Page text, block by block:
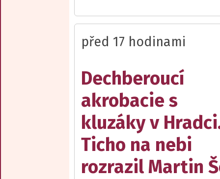
před 17 hodinami
Dechberoucí
akrobacie s
kluzáky v
Ticho na nebi
rozrazil Martin